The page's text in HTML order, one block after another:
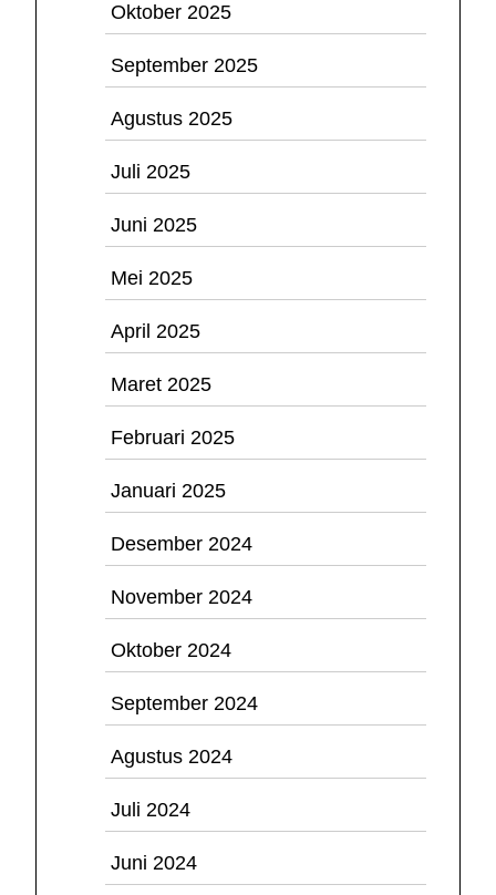
Oktober 2025
September 2025
Agustus 2025
Juli 2025
Juni 2025
Mei 2025
April 2025
Maret 2025
Februari 2025
Januari 2025
Desember 2024
November 2024
Oktober 2024
September 2024
Agustus 2024
Juli 2024
Juni 2024